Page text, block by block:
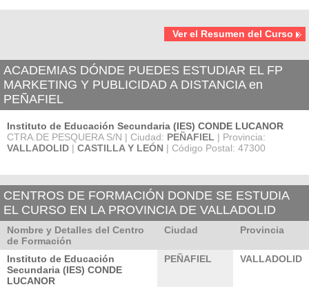
Ver el Resumen del Curso
ACADEMIAS DÓNDE PUEDES ESTUDIAR EL FP
MARKETING Y PUBLICIDAD A DISTANCIA en
PEÑAFIEL
Instituto de Educación Secundaria (IES) CONDE LUCANOR
CTRA.DE PESQUERA S/N | Ciudad: PEÑAFIEL | Provincia:
VALLADOLID | CASTILLA Y LEÓN | Código Postal: 47300
CENTROS DE FORMACIÓN DONDE SE ESTUDIA
EL CURSO EN LA PROVINCIA DE VALLADOLID
Nombre y Detalles del Centro
de Formación
Ciudad Provincia
Instituto de Educación
Secundaria (IES) CONDE
LUCANOR
PEÑAFIEL VALLADOLID